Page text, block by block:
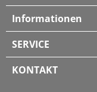
Informationen
SERVICE
KONTAKT